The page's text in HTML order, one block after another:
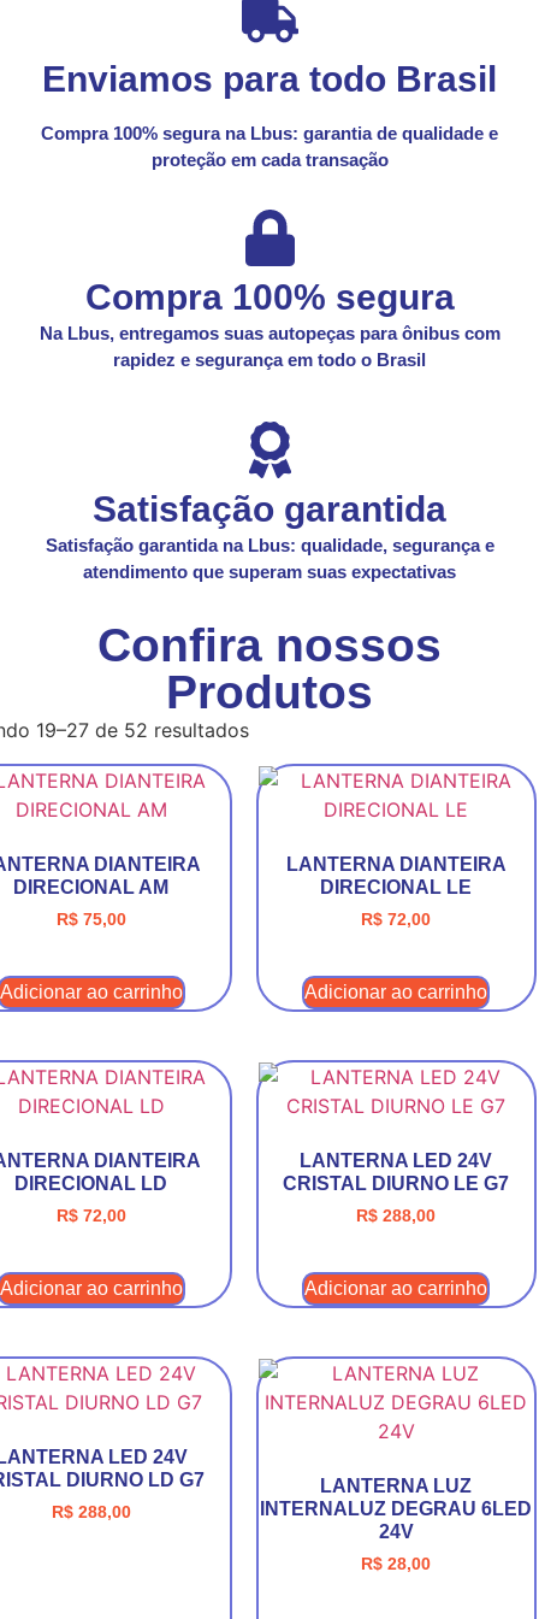
Enviamos para todo Brasil
Compra 100% segura na Lbus: garantia de qualidade e
proteção em cada transação
Compra 100% segura
Na Lbus, entregamos suas autopeças para ônibus com
rapidez e segurança em todo o Brasil
Satisfação garantida
Satisfação garantida na Lbus: qualidade, segurança e
atendimento que superam suas expectativas
Confira nossos
Produtos
19–27 de 52 resultados
DIANTEIRA
DIRECIONAL AM
R$75,00
Adicionar ao carrinho
LANTERNA DIANTEIRA
DIRECIONAL LE
R$ 72,00
Adicionar ao carrinho
DIANTEIRA
DIRECIONAL LD
R$72,00
Adicionar ao carrinho
LANTERNA LED 24V
CRISTAL DIURNO LE G7
R$ 288,00
Adicionar ao carrinho
LED 24V
DIURNO LD G7
R$288,00
LANTERNA LUZ
INTERNALUZ DEGRAU 6LED
24V
R$ 28,00